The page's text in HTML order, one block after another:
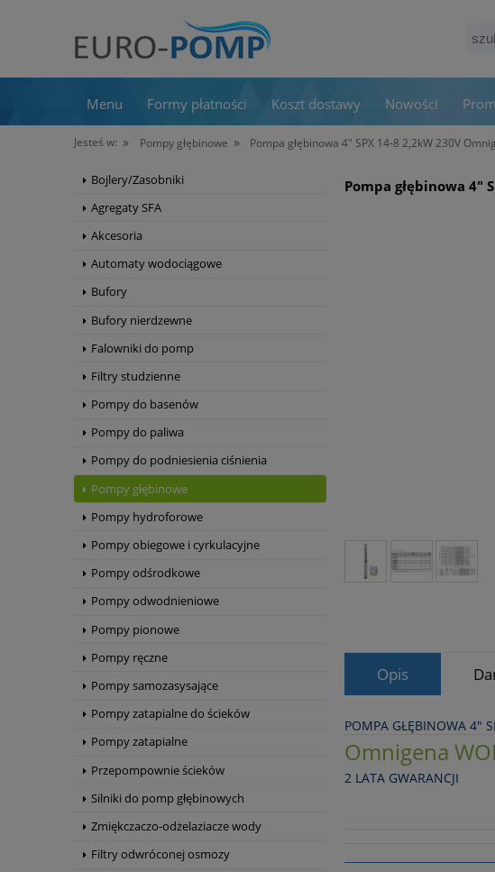
Menu Formy płatności Koszt dostawy Nowości
Jesteś w: » Pompy głębinowe » Pompa głębinowa 4" SPX 14‑8 2,2kW 230V
Bojlery/Zasobniki
Agregaty SFA
Akcesoria
Automaty wodociągowe
Bufory
Bufory nierdzewne
Falowniki do pomp
Filtry studzienne
Pompy do basenów
Pompy do paliwa
Pompy do podniesienia ciśnienia
Pompy głębinowe
Pompy hydroforowe
Pompy obiegowe i cyrkulacyjne
Pompy odśrodkowe
Pompy odwodnieniowe
Pompy pionowe
Pompy ręczne
Pompy samozasysające
Pompy zatapialne do ścieków
Pompy zatapialne
Przepompownie ścieków
Silniki do pomp głębinowych
Zmiękczaczo-odżelaziacze wody
Filtry odwróconej osmozy
Pompa głębinowa 4"
Opis
POMPA GŁĘBINOWA 4"
Omnigena
2 LATA GWARANCJI